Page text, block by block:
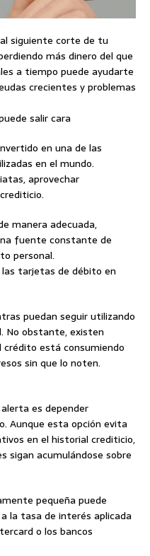
siguiente corte de tu
más dinero del que
a tiempo puede ayudarte
crecientes y problemas
salir cara
en una de las
en el mundo.
aprovechar
manera adecuada,
fuente constante de
personal.
las tarjetas de débito en
puedan seguir utilizando
No obstante, existen
crédito está consumiendo
sin que lo noten.
es depender
Aunque esta opción evita
en el historial crediticio,
sigan acumulándose sobre
pequeña puede
la tasa de interés aplicada
o los bancos